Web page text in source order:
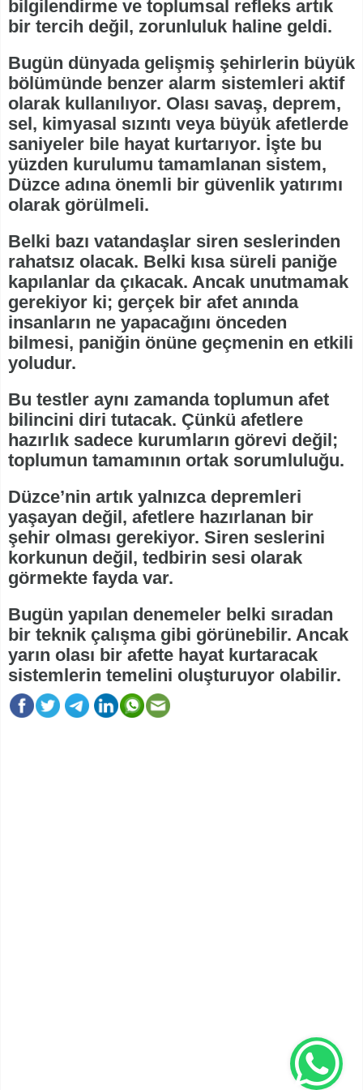
bilgilendirme ve toplumsal refleks artık
bir tercih değil, zorunluluk haline geldi.
Bugün dünyada gelişmiş şehirlerin büyük
bölümünde benzer alarm sistemleri aktif
olarak kullanılıyor. Olası savaş, deprem,
sel, kimyasal sızıntı veya büyük afetlerde
saniyeler bile hayat kurtarıyor. İşte bu
yüzden kurulumu tamamlanan sistem,
Düzce adına önemli bir güvenlik yatırımı
olarak görülmeli.
Belki bazı vatandaşlar siren seslerinden
rahatsız olacak. Belki kısa süreli paniğe
kapılanlar da çıkacak. Ancak unutmamak
gerekiyor ki; gerçek bir afet anında
insanların ne yapacağını önceden
bilmesi, paniğin önüne geçmenin en etkili
yoludur.
Bu testler aynı zamanda toplumun afet
bilincini diri tutacak. Çünkü afetlere
hazırlık sadece kurumların görevi değil;
toplumun tamamının ortak sorumluluğu.
Düzce’nin artık yalnızca depremleri
yaşayan değil, afetlere hazırlanan bir
şehir olması gerekiyor. Siren seslerini
korkunun değil, tedbirin sesi olarak
görmekte fayda var.
Bugün yapılan denemeler belki sıradan
bir teknik çalışma gibi görünebilir. Ancak
yarın olası bir afette hayat kurtaracak
sistemlerin temelini oluşturuyor olabilir.